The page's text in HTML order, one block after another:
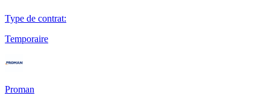
Type de contrat:
Temporaire
Proman